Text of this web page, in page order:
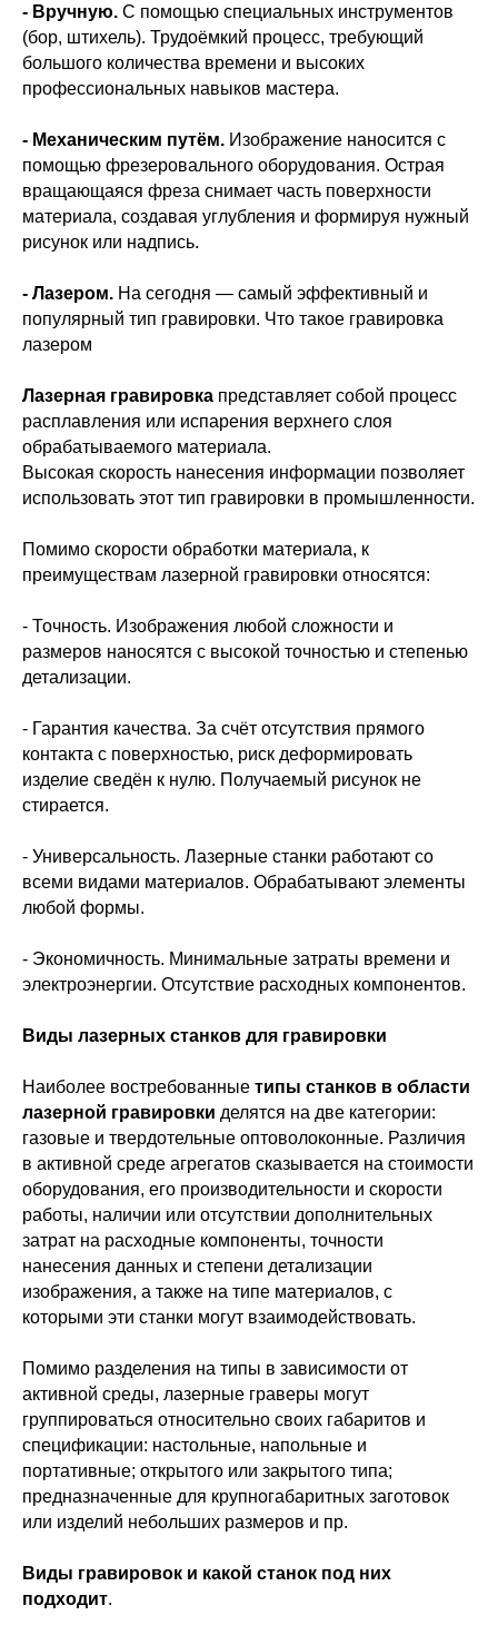
- Вручную. С помощью специальных инструментов
(бор, штихель). Трудоёмкий процесс, требующий
большого количества времени и высоких
профессиональных навыков мастера.
- Механическим путём. Изображение наносится с
помощью фрезеровального оборудования. Острая
вращающаяся фреза снимает часть поверхности
материала, создавая углубления и формируя нужный
рисунок или надпись.
- Лазером. На сегодня — самый эффективный и
популярный тип гравировки. Что такое гравировка
лазером
Лазерная гравировка представляет собой процесс
расплавления или испарения верхнего слоя
обрабатываемого материала.
Высокая скорость нанесения информации позволяет
использовать этот тип гравировки в промышленности.
Помимо скорости обработки материала, к
преимуществам лазерной гравировки относятся:
- Точность. Изображения любой сложности и
размеров наносятся с высокой точностью и степенью
детализации.
- Гарантия качества. За счёт отсутствия прямого
контакта с поверхностью, риск деформировать
изделие сведён к нулю. Получаемый рисунок не
стирается.
- Универсальность. Лазерные станки работают со
всеми видами материалов. Обрабатывают элементы
любой формы.
- Экономичность. Минимальные затраты времени и
электроэнергии. Отсутствие расходных компонентов.
Виды лазерных станков для гравировки
Наиболее востребованные типы станков в области
лазерной гравировки делятся на две категории:
газовые и твердотельные оптоволоконные. Различия
в активной среде агрегатов сказывается на стоимости
оборудования, его производительности и скорости
работы, наличии или отсутствии дополнительных
затрат на расходные компоненты, точности
нанесения данных и степени детализации
изображения, а также на типе материалов, с
которыми эти станки могут взаимодействовать.
Помимо разделения на типы в зависимости от
активной среды, лазерные граверы могут
группироваться относительно своих габаритов и
спецификации: настольные, напольные и
портативные; открытого или закрытого типа;
предназначенные для крупногабаритных заготовок
или изделий небольших размеров и пр.
Виды гравировок и какой станок под них
подходит.